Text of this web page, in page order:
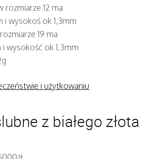
rozmiarze 12 ma
i wysokoś ok 1,3mm
19 ma
wysokość ok 1,3mm
i użytkowaniu
z białego złota